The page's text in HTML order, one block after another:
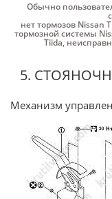
Обычно
нет тормозов Nissan
тормозной системы
Tiida,
5.
Механизм